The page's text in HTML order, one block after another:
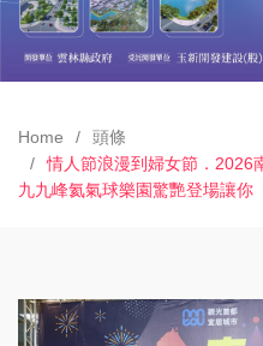
Home
頭條
情人節浪漫到婦女節．2026
九九峰氦氣球樂園驚艷登場讓你